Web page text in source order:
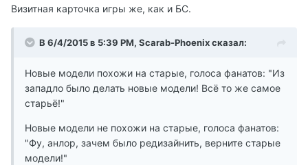
Визитная карточка игры же, как и БС.
В 6/4/2015 в 5:39 PM, Scarab-Phoenix сказал:
Новые модели похожи на старые, голоса фанатов: "Из
западло было делать новые модели! Всё то же самое
старьё!"
Новые модели не похожи на старые, голоса фанатов:
"Фу, анлор, зачем было редизайнить, верните старые
модели!"